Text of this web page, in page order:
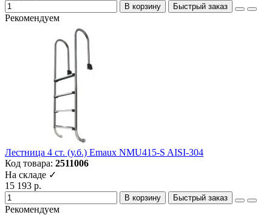
В корзину Быстрый заказ
Рекомендуем
Лестница 4 ст. (у.б.) Emaux NMU415-S AISI-304
Код товара: 2511006
На складе ✓
15 193 р.
В корзину Быстрый заказ
Рекомендуем